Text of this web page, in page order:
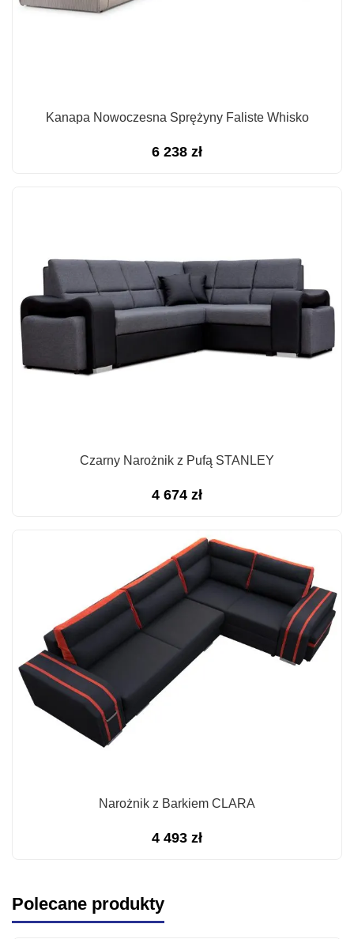
Kanapa Nowoczesna Sprężyny Faliste Whisko
6 238 zł
Czarny Narożnik z Pufą STANLEY
4 674 zł
Narożnik z Barkiem CLARA
4 493 zł
Polecane produkty